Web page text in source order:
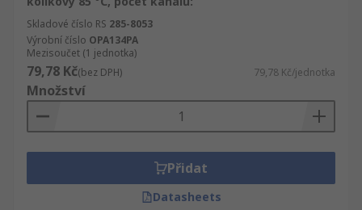
Skladové číslo RS 285-8053
Výrobní číslo OPA134PA
Mezisoučet (1 jednotka)
79,78 Kč(bez DPH) 79,78 Kč/jednotka
Množství
Přidat
Datasheets